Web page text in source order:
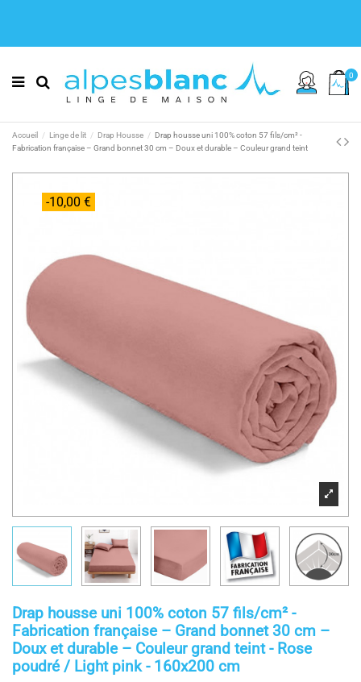
0
Accueil Linge de lit Drap Housse
Drap housse uni 100% coton 57 fils/cm² -
Fabrication française – Grand bonnet 30 cm – Doux et durable – Couleur grand teint
-10,00 €
Drap housse uni 100% coton 57 fils/cm² -
Fabrication française – Grand bonnet 30 cm –
Doux et durable – Couleur grand teint - Rose
poudré / Light pink - 160x200 cm